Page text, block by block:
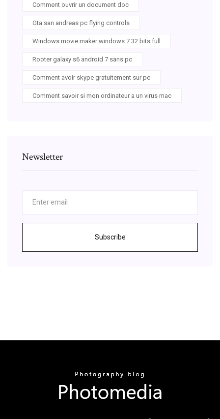
Comment ouvrir un document doc
Gta san andreas pc flying controls
Windows movie maker windows 7 32 bits full
Rooter galaxy s6 android 7 sans pc
Comment avoir skype gratuitement sur pc
Comment savoir si mon ordinateur a un virus mac
Newsletter
Subscribe